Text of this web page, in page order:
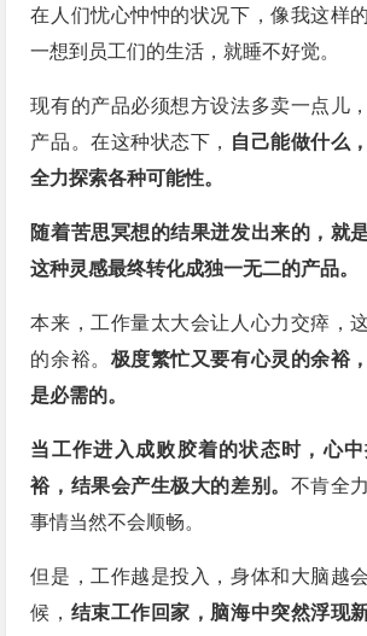
在人们忧心忡忡的状况下，像我这样
一想到员工们的生活，就睡不好觉。
现有的产品必须想方设法多卖一点儿
产品。在这种状态下，
自己能做什么
全力探索各种可能性。
随着苦思冥想的结果迸发出来的，就
这种灵感最终转化成独一无二的产品。
本来，工作量太大会让人心力交瘁，
的余裕。 极度繁忙又要有心灵的余裕
是必需的。
当工作进入成败胶着的状态时，心
裕，结果会产生极大的差别。 不肯全
事情当然不会顺畅。
但是，工作越是投入，身体和大脑越
候， 结束工作回家，脑海中突然浮现